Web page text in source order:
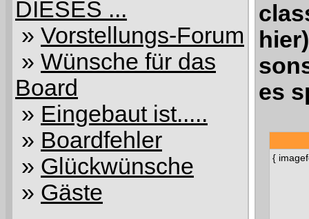
DIESES ...
» Vorstellungs-Forum
» Wünsche für das
Board
» Eingebaut ist.....
» Boardfehler
» Glückwünsche
» Gäste
es
{